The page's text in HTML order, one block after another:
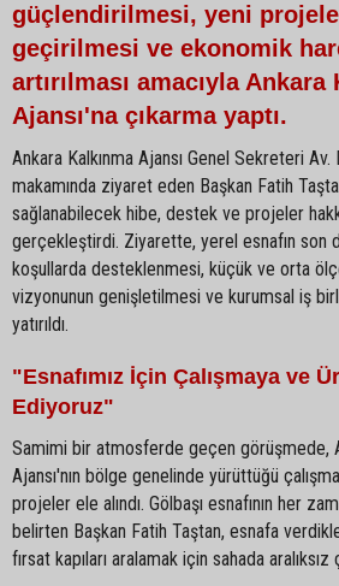
güçlendirilmesi, yeni
geçirilmesi ve ekonomik
artırılması amacıyla Ankara
Ajansı'na çıkarma yaptı.
Ankara Kalkınma Ajansı Genel Sekreteri Av.
makamında ziyaret eden Başkan Fatih
sağlanabilecek hibe, destek ve projeler
gerçekleştirdi. Ziyarette, yerel esnafın son
koşullarda desteklenmesi, küçük ve orta
vizyonunun genişletilmesi ve kurumsal iş
yatırıldı.
"Esnafımız İçin Çalışmaya ve
Ediyoruz"
Samimi bir atmosferde geçen görüşmede,
Ajansı'nın bölge genelinde yürüttüğü
projeler ele alındı. Gölbaşı esnafının her
belirten Başkan Fatih Taştan, esnafa
fırsat kapıları aralamak için sahada aralıksız